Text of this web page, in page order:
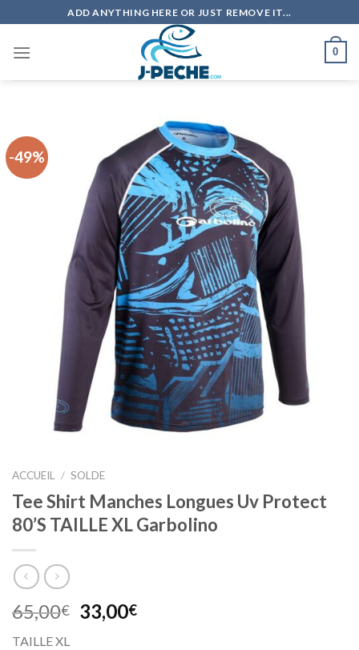
to
content
ADD ANYTHING HERE OR JUST REMOVE IT...
0
-49%
ACCUEIL / SOLDE
Tee Shirt Manches Longues Uv Protect
80’S TAILLE XL Garbolino
65,00€ Le
prix
33,00€Le
TAILLE XL